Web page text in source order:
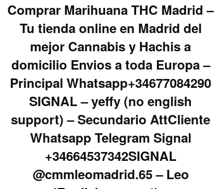
Comprar Marihuana THC Madrid –
Tu tienda online en Madrid del
mejor Cannabis y Hachis a
domicilio Envios a toda Europa –
Principal Whatsapp+34677084290
SIGNAL – yeffy (no english
support) – Secundario AttCliente
Whatsapp Telegram Signal
+34664537342SIGNAL
@cmmleomadrid.65 – Leo